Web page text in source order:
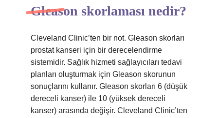
Gleason skorlaması nedir?
Cleveland Clinic’ten bir not. Gleason skorları
prostat kanseri için bir derecelendirme
sistemidir. Sağlık hizmeti sağlayıcıları tedavi
planları oluşturmak için Gleason skorunun
sonuçlarını kullanır. Gleason skorları 6 (düşük
dereceli kanser) ile 10 (yüksek dereceli
kanser) arasında değişir. Cleveland Clinic’ten